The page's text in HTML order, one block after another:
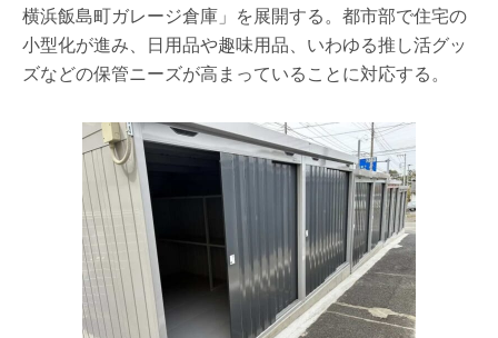
横浜飯島町ガレージ倉庫」を展開する。都市部で住宅の
小型化が進み、日用品や趣味用品、いわゆる推し活グッ
ズなどの保管ニーズが高まっていることに対応する。